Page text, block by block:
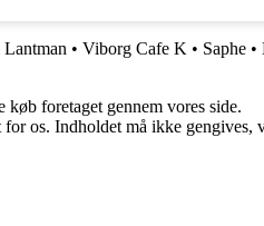
• Viborg Cafe K • Saphe •
foretaget gennem vores side.
os. Indholdet må ikke gengives,